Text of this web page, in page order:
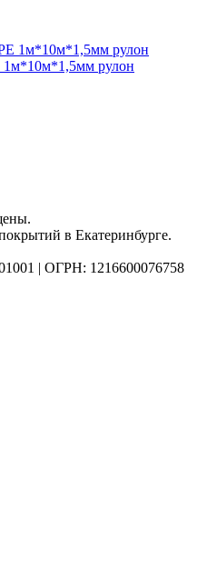
1м*10м*1,5мм рулон
в Екатеринбурге.
ОГРН: 1216600076758